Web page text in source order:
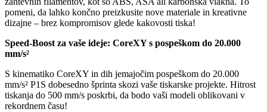
pomeni, da lahko končno preizkusite nove materiale in kreativne
dizajne – brez kompromisov glede kakovosti tiska!
Speed-Boost za vaše ideje: CoreXY s pospeškom do 20.000
mm/s²
S kinematiko CoreXY in dih jemajočim pospeškom do 20.000
mm/s² P1S dobesedno šprinta skozi vaše tiskarske projekte. Hitrost
tiskanja do 500 mm/s poskrbi, da bodo vaši modeli oblikovani v
rekordnem času!